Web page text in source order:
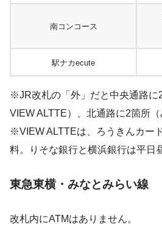
南コンコース
駅ナカecute
※JR改札の「外」だと中央通路に
VIEW ALTTE）、北通路に2箇所（
※VIEW ALTTEは、ろうきんカー
料。りそな銀行と横浜銀行は平日
東急東横・みなとみらい線
改札内にATMはありません。